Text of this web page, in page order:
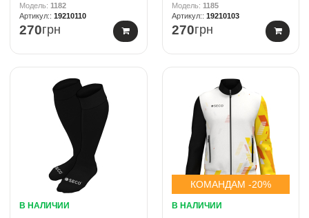
1182
19210110
270грн
1185
19210103
270грн
В НАЛИЧИИ
КОМАНДАМ -20%
В НАЛИЧИИ